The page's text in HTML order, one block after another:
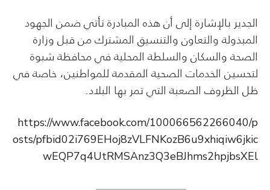
الجدير بالإشارة إلى أن هذه المبادرة تأتي ضمن الجهود
المبذولة والتعاون والتنسيق المشترك من قبل وزارة
الصحة والسكان والسلطة المحلية في محافظة شبوة
لتحسين الخدمات الصحية المقدمة للمواطنين، خاصة في
ظل الظروف الصعبة التي تمر بها البلاد.
https://www.facebook.com/100066562266040/p
osts/pfbid02i769EHoj8zVLFNKozB6u9xhiqiw6jkic
wEQP7q4UtRMSAnz3Q3eBJhms2hpjbsXEl